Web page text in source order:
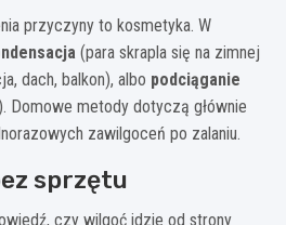
przyczyny to kosmetyka. W
(para skrapla się na zimnej
dach, balkon), albo podciąganie
Domowe metody dotyczą głównie
zawilgoceń po zalaniu.
sprzętu
czy wilgoć idzie od strony